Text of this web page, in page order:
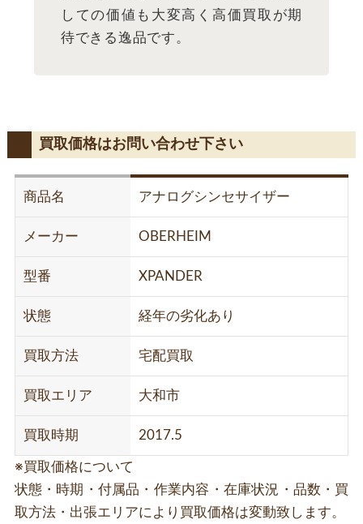
しての価値も大変高く高価買取が期
待できる逸品です。
買取価格はお問い合わせ下さい
商品名 アナログシンセサイザー
メーカー OBERHEIM
型番 XPANDER
状態 経年の劣化あり
買取方法 宅配買取
買取エリア 大和市
買取時期 2017.5
※買取価格について
状態・時期・付属品・作業内容・在庫状況・品数・買
取方法・出張エリアにより買取価格は変動致します。